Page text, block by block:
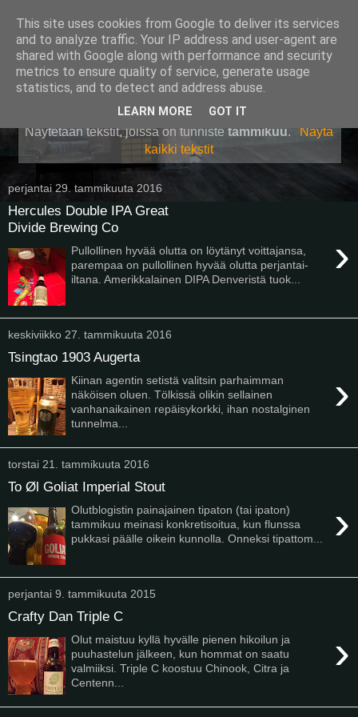
Pullollinen
Näytetään tekstit, joissa on tunnistetammikuu.
Näytä
kaikki tekstit
perjantai 29. tammikuuta 2016
Hercules Double IPA Great
Divide Brewing Co
›
Pullollinen hyvää olutta on löytänyt voittajansa,
parempaa on pullollinen hyvää olutta perjantai-
iltana. Amerikkalainen DIPA Denveristä tuok...
keskiviikko 27. tammikuuta 2016
Tsingtao 1903 Augerta
›
Kiinan agentin setistä valitsin parhaimman
näköisen oluen. Tölkissä olikin sellainen
vanhanaikainen repäisykorkki, ihan nostalginen
tunnelma...
torstai 21. tammikuuta 2016
To Øl Goliat Imperial Stout
›
Olutblogistin painajainen tipaton (tai ipaton)
tammikuu meinasi konkretisoitua, kun flunssa
pukkasi päälle oikein kunnolla. Onneksi tipattom...
perjantai 9. tammikuuta 2015
Crafty Dan Triple C
›
Olut maistuu kyllä hyvälle pienen hikoilun ja
puuhastelun jälkeen, kun hommat on saatu
valmiiksi. Triple C koostuu Chinook, Citra ja
Centenn...
This site uses cookies from Google to deliver its services
and to analyze traffic. Your IP address and user-agent are
shared with Google along with performance and security
metrics to ensure quality of service, generate usage
statistics, and to detect and address abuse.
LEARN MORE GOT IT